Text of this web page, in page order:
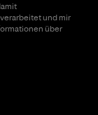
und mir
über